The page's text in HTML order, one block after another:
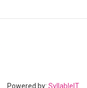
Powered by: SyllableIT